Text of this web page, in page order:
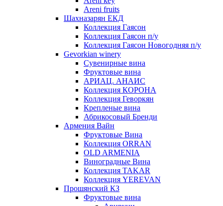
Areni fruits
Шахназарян ЕКД
Коллекция Гаясон
Коллекция Гаясон п/у
Коллекция Гаясон Новогодняя п/у
Gevorkian winery
Сувенирные вина
Фруктовые вина
АРИАЦ. АНАИС
Коллекция КОРОНА
Коллекция Геворкян
Крепленые вина
Абрикосовый Бренди
Армения Вайн
Фруктовые Вина
Коллекция ORRAN
OLD ARMENIA
Виноградные Вина
Коллекция TAKAR
Коллекция YEREVAN
Прошянский КЗ
Фруктовые вина